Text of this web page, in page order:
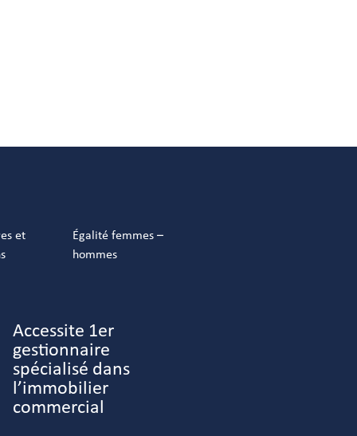
et
Égalité femmes –
hommes
Accessite 1er
gestionnaire
spécialisé dans
l’immobilier
commercial